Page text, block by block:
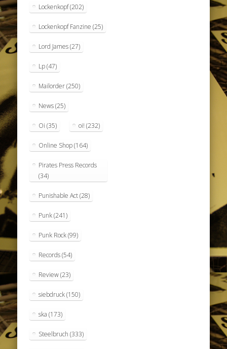
Lockenkopf(202)
Lockenkopf Fanzine (25)
Lord James(27)
Lp(47)
Mailorder(250)
News(25)
Oi (35) oi! (232)
Online Shop(164)
Pirates Press Records
(34)
Punishable Act(28)
Punk(241)
Punk Rock(99)
Records(54)
Review(23)
siebdruck(150)
ska (173)
Steelbruch (333)